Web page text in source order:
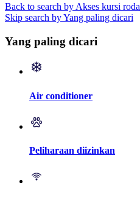
Back to search by Akses kursi roda
Skip search by Yang paling dicari
Yang paling dicari
Air conditioner
Peliharaan diizinkan